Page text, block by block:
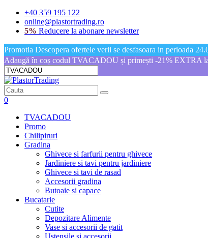
+40 359 195 122
online@plastortrading.ro
5% Reducere la abonare newsletter
Promotia Descopera ofertele verii se desfasoara in perioada
Adaugă în coș codul TVACADOU și primești -21% EXTRA la
0
TVACADOU
Promo
Chilipiruri
Gradina
Ghivece si farfurii pentru ghivece
Jardiniere si tavi pentru jardiniere
Ghivece si tavi de rasad
Accesorii gradina
Butoaie si capace
Bucatarie
Cutite
Depozitare Alimente
Vase si accesorii de gatit
Ustensile si accesorii